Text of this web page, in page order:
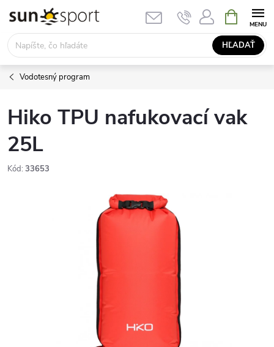
obsah
HĽADAŤ
KOŠÍK
Vodotesný program
Hiko TPU nafukovací vak
25L
Kód: 33653